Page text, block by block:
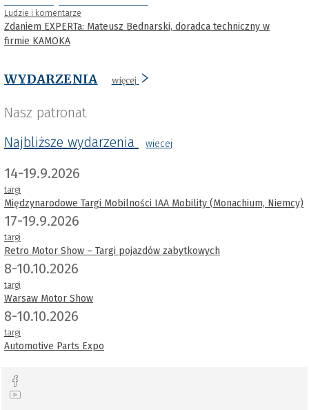
Ludzie i komentarze
Zdaniem EXPERTa: Mateusz Bednarski, doradca techniczny w
firmie KAMOKA
WYDARZENIA więcej
Nasz patronat
Najbliższe wydarzenia
wiecej
14-19.9.2026
targi
Międzynarodowe Targi Mobilności IAA Mobility (Monachium, Niemcy)
17-19.9.2026
targi
Retro Motor Show – Targi pojazdów zabytkowych
8-10.10.2026
targi
Warsaw Motor Show
8-10.10.2026
targi
Automotive Parts Expo